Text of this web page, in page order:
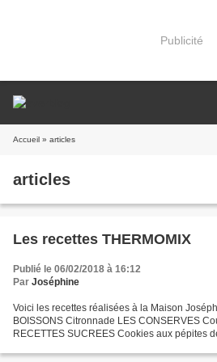
Publicité
Accueil » articles
articles
Les recettes THERMOMIX
Publié le 06/02/2018 à 16:12
Par Joséphine
Voici les recettes réalisées à la Maison
BOISSONS Citronnade LES CONSERVES
RECETTES SUCREES Cookies aux pépites